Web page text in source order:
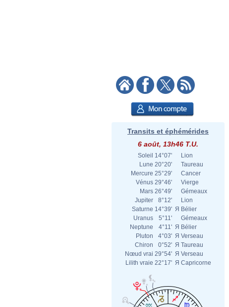
Transits et éphémérides
6 août, 13h46 T.U.
Soleil 14°07'
Lion
Lune 20°20'
Taureau
Mercure 25°29'
Cancer
Vénus 29°46'
Vierge
Mars 26°49'
Gémeaux
Jupiter
8°12'
Lion
Saturne 14°39' Я Bélier
Uranus
5°11'
Gémeaux
Neptune
4°11' Я Bélier
Pluton
4°03' Я Verseau
Chiron
0°52' Я Taureau
Nœud vrai 29°54' Я Verseau
Lilith vraie 22°17' Я Capricorne